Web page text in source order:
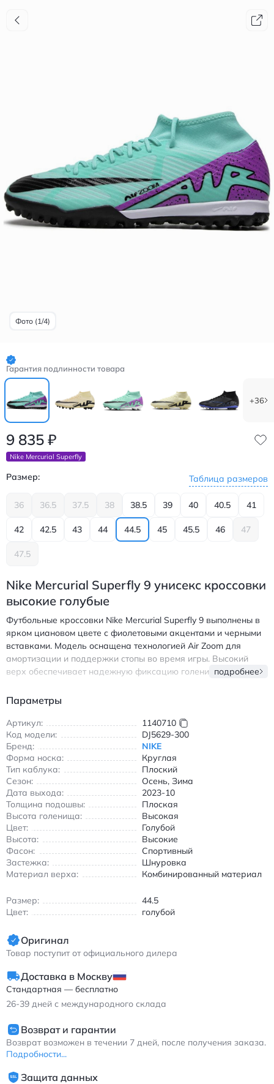
Фото (1/4)
Гарантия подлинности товара
+36
9 835 ₽
Nike Mercurial Superfly
Размер: Таблица размеров
36 36.5 37.5 38 38.5 39 40 40.5 41
42 42.5 43 44 44.5 45 45.5 46 47
47.5
Nike Mercurial Superfly 9 унисекс кроссовки
высокие голубые
Футбольные кроссовки Nike Mercurial Superfly 9 выполнены в
ярком циановом цвете с фиолетовыми акцентами и черными
вставками. Модель оснащена технологией Air Zoom для
амортизации и поддержки стопы во время игры. Высокий
верх обеспечивает надежную фиксацию голени, а
Антискользящая подошва с шипами TF оптимизирована для
Износостойкие элементы в зонах повышенной нагрузки
продлевают срок службы обуви. Подходит для осенне-
зимнего сезона благодаря утепленной конструкции и защите
от влаги. Идеальный выбор для игроков, ценящих скорость и
маневренность на поле. Найк Меркуриал Суперфлай 9
кроссовки высокие голубые для футбола с технологией Air
Zoom
подробнее
Параметры
Артикул:
1140710
Код модели:
DJ5629-300
Бренд:
NIKE
Форма носка:
Круглая
Тип каблука:
Плоский
Сезон:
Осень, Зима
Дата выхода:
2023-10
Толщина подошвы:
Плоская
Высота голенища:
Высокая
Цвет:
Голубой
Высота:
Высокие
Фасон:
Спортивный
Застежка:
Шнуровка
Материал верха:
Комбинированный материал
Размер:
44.5
Цвет:
голубой
Оригинал
Товар поступит от официального дилера
Доставка в Москву
Стандартная — бесплатно
26-39 дней с международного склада
Возврат и гарантии
Возврат возможен в течении 7 дней, после получения заказа.
Подробности...
Защита данных